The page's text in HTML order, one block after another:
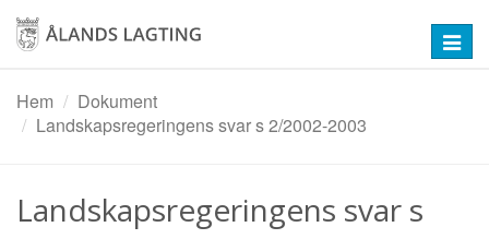
Hoppa
huvudinnehåll
Hem
Dokument
Landskapsregeringens svar s 2/2002-2003
Landskapsregeringens svar s